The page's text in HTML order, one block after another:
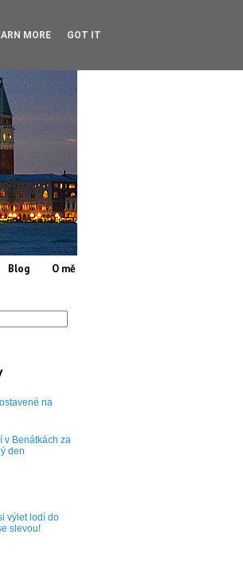
Blog O mě
na
v Benátkách za
den
výlet lodí do
slevou!
MORE GOT IT